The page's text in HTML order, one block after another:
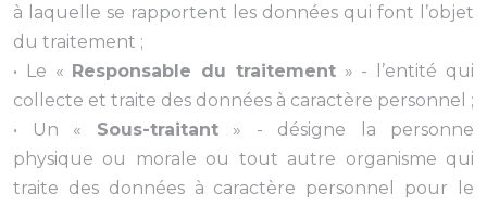
à laquelle se rapportent les données qui font l’objet
du traitement ;
• Le « Responsable du traitement» - l’entité qui
collecte et traite des données à caractère personnel ;
• Un « Sous-traitant» - désigne la personne
physique ou morale ou tout autre organisme qui
traite des données à caractère personnel pour le